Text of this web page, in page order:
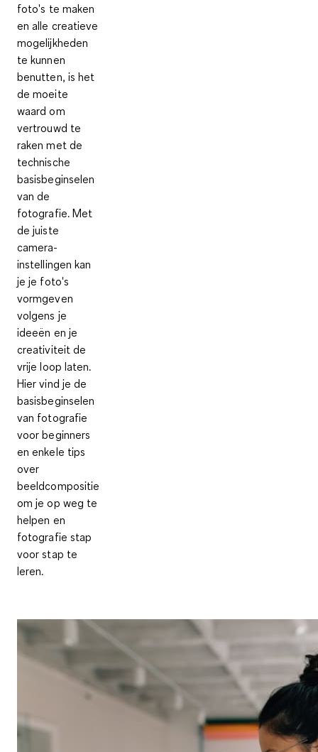
foto's te maken
en alle creatieve
mogelijkheden
te kunnen
benutten, is het
de moeite
waard om
vertrouwd te
raken met de
technische
basisbeginselen
van de
fotografie. Met
de juiste
camera-
instellingen kan
je je foto's
vormgeven
volgens je
ideeën en je
creativiteit de
vrije loop laten.
Hier vind je de
basisbeginselen
van fotografie
voor beginners
en enkele tips
over
beeldcompositie
om je op weg te
helpen en
fotografie stap
voor stap te
leren.